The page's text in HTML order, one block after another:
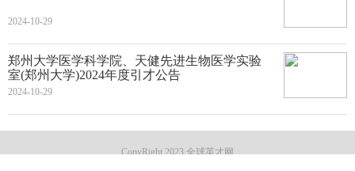
2024-10-29
郑州大学医学科学院、天健先进生物医学实验
室(郑州大学)2024年度引才公告
2024-10-29
CopyRight 2023 全球英才网